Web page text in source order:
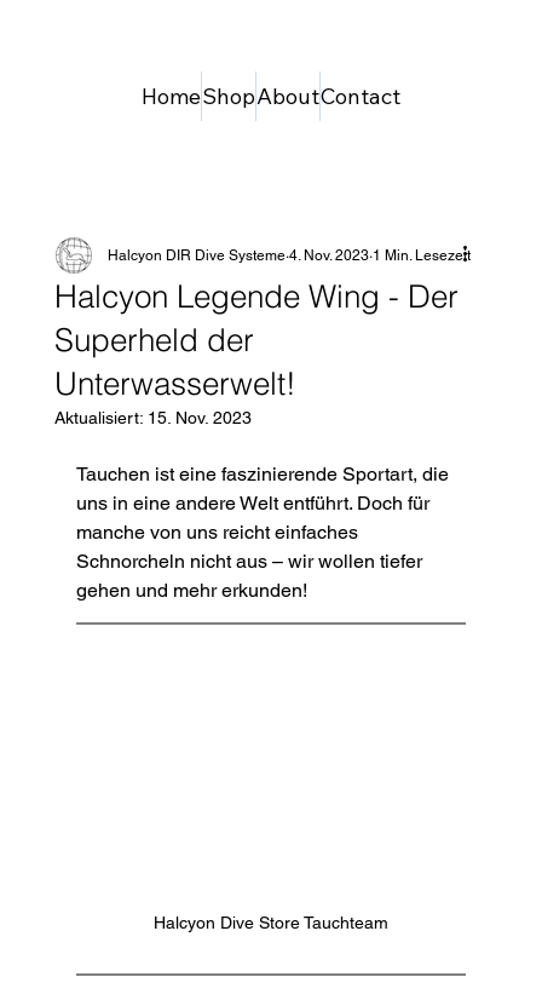
HomeShopAboutContact
Halcyon Legende Wing - Der
Superheld der
Unterwasserwelt!
Halcyon DIR Dive Systeme 4. Nov. 2023 1 Min. Lesezeit
Aktualisiert: 15. Nov. 2023
Tauchen ist eine faszinierende Sportart, die
uns in eine andere Welt entführt. Doch für
manche von uns reicht einfaches
Schnorcheln nicht aus – wir wollen tiefer
gehen und mehr erkunden!
Halcyon Dive Store Tauchteam